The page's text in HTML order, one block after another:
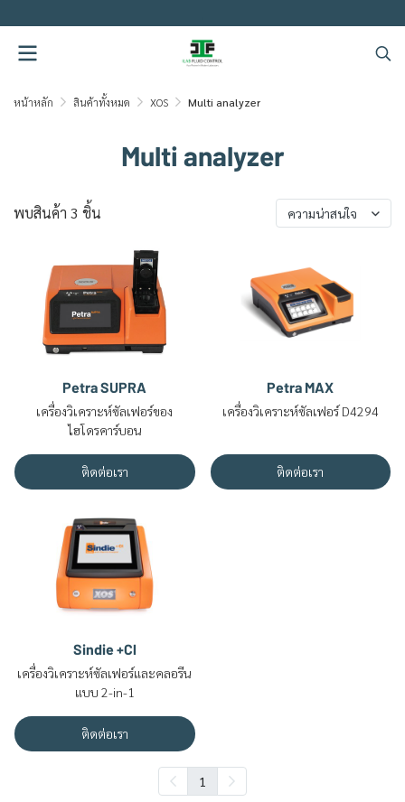
หน้าหลัก สินค้าทั้งหมด XOS Multi analyzer
Multi analyzer
พบสินค้า 3 ชิ้น ความน่าสนใจ
Petra SUPRA
เครื่องวิเคราะห์ซัลเฟอร์ของ
ไฮโดรคาร์บอน
ติดต่อเรา
Petra MAX
เครื่องวิเคราะห์ซัลเฟอร์ D4294
ติดต่อเรา
Sindie +Cl
เครื่องวิเคราะห์ซัลเฟอร์และคลอรีน
แบบ 2-in-1
ติดต่อเรา
1